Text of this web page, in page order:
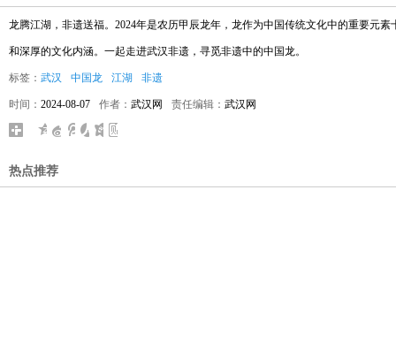
龙腾江湖，非遗送福。2024年是农历甲辰龙年，龙作为中国传统文化中的重要元
和深厚的文化内涵。一起走进武汉非遗，寻觅非遗中的中国龙。
标签： 武汉 中国龙 江湖 非遗
时间： 2024-08-07 作者： 武汉网 责任编辑： 武汉网
热点推荐